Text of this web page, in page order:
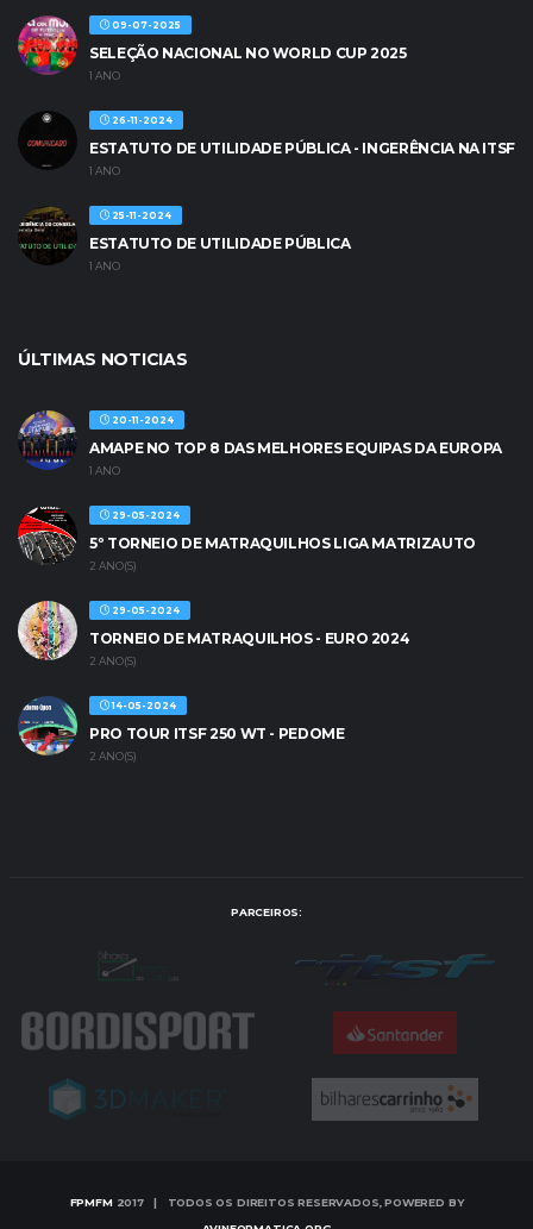
09-07-2025
SELEÇÃO NACIONAL NO WORLD CUP 2025
1 ANO
26-11-2024
ESTATUTO DE UTILIDADE PÚBLICA - INGERÊNCIA NA ITSF
1 ANO
25-11-2024
ESTATUTO DE UTILIDADE PÚBLICA
1 ANO
ÚLTIMAS NOTICIAS
20-11-2024
AMAPE NO TOP 8 DAS MELHORES EQUIPAS DA EUROPA
1 ANO
29-05-2024
5º TORNEIO DE MATRAQUILHOS LIGA MATRIZAUTO
2 ANO(S)
29-05-2024
TORNEIO DE MATRAQUILHOS - EURO 2024
2 ANO(S)
14-05-2024
PRO TOUR ITSF 250 WT - PEDOME
2 ANO(S)
PARCEIROS:
FPMFM2017 | TODOS OS DIREITOS RESERVADOS, POWERED BY